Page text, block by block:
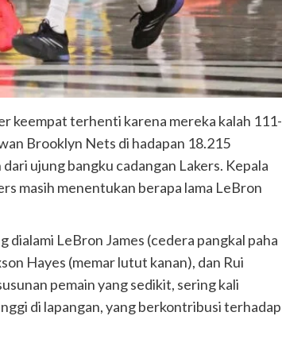
keempat terhenti karena mereka kalah 111-
Brooklyn Nets di hadapan 18.215
ujung bangku cadangan Lakers. Kepala
masih menentukan berapa lama LeBron
dialami LeBron James (cedera pangkal paha
Hayes (memar lutut kanan), dan Rui
pemain yang sedikit, sering kali
di lapangan, yang berkontribusi terhadap